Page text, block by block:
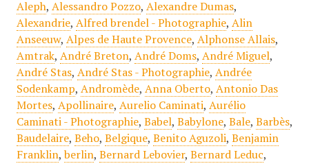
Aleph, Alessandro Pozzo, Alexandre Dumas,
Alexandrie, Alfred brendel - Photographie, Alin
Anseeuw, Alpes de Haute Provence, Alphonse Allais,
Amtrak, André Breton, André Doms, André Miguel,
André Stas, André Stas - Photographie, Andrée
Sodenkamp, Andromède, Anna Oberto, Antonio Das
Mortes, Apollinaire, Aurelio Caminati, Aurélio
Caminati - Photographie, Babel, Babylone, Bale, Barbès,
Baudelaire, Beho, Belgique, Benito Aguzoli, Benjamin
Franklin,berlin, Bernard Lebovier, Bernard Leduc,